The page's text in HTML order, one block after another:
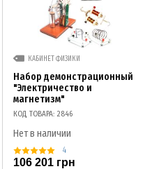
КАБИНЕТ ФИЗИКИ
Набор демонстрационный
"Электричество и
магнетизм"
КОД ТОВАРА: 2846
Нет в наличии
4
106 201 грн